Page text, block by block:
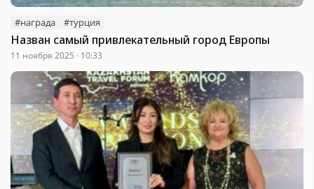
#награда #турция
Назван самый привлекательный город Европы
11 ноября 2025 · 10:33